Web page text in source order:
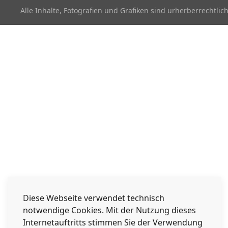
Diese Webseite verwendet technisch
notwendige Cookies. Mit der Nutzung dieses
Internetauftritts stimmen Sie der Verwendung
Alle Inhalte, Fotografien und Grafiken sind